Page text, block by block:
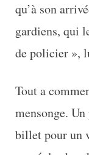
qu’à son
gardiens, qui
de policier »,
Tout a
mensonge.
billet pour un